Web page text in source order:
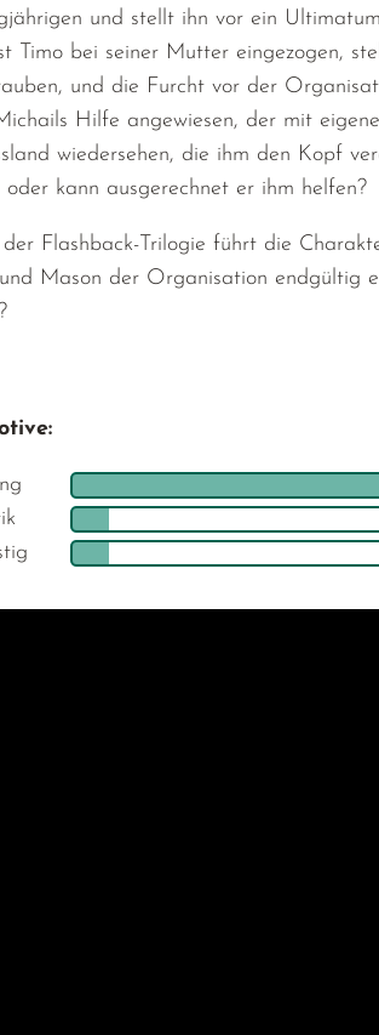
und stellt ihn vor ein
Timo bei seiner Mutter eingezogen,
und die Furcht vor der
Hilfe angewiesen, der mit
wiedersehen, die ihm den Kopf
oder kann ausgerechnet er ihm helfen?
Flashback-Trilogie führt die
Mason der Organisation endgültig